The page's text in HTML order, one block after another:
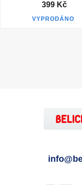
399 Kč
VYPRODÁNO